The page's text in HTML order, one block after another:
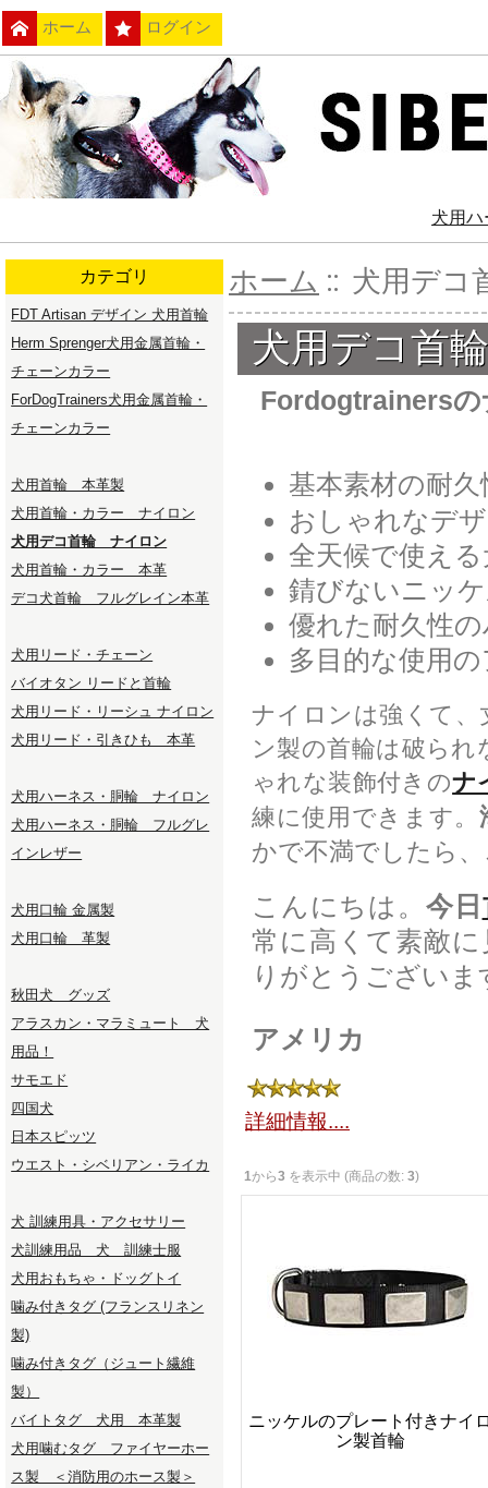
ホーム ログイン
犬用
カテゴリ
FDT Artisan デザイン 犬用首輪
Herm Sprenger犬用金属首輪・
チェーンカラー
ForDogTrainers犬用金属首輪・
チェーンカラー
犬用首輪 本革製
犬用首輪・カラー ナイロン
犬用デコ首輪 ナイロン
犬用首輪・カラー 本革
デコ犬首輪 フルグレイン本革
犬用リード・チェーン
バイオタン リードと首輪
犬用リード・リーシュ ナイロン
犬用リード・引きひも 本革
犬用ハーネス・胴輪 ナイロン
犬用ハーネス・胴輪 フルグレ
インレザー
犬用口輪 金属製
犬用口輪 革製
秋田犬 グッズ
アラスカン・マラミュート 犬
用品！
サモエド
四国犬
日本スピッツ
ウエスト・シベリアン・ライカ
犬 訓練用具・アクセサリー
犬訓練用品 犬 訓練士服
犬用おもちゃ・ドッグトイ
噛み付きタグ (フランスリネン
製)
噛み付きタグ（ジュート繊維
製）
バイトタグ 犬用 本革製
犬用噛むタグ ファイヤーホー
ス製 ＜消防用のホース製＞
ホーム :: 犬用デ
犬用デコ首
Fordogtrainersの
基本素材の耐久
おしゃれなデ
全天候で使え
錆びないニッ
優れた耐久性
多目的な使用
ナイロンは強くて、
ン製の首輪は破ら
ゃれな装飾付きのナ
練に使用できます。
かで不満でしたら
こんにちは。 今日
常に高くて素敵
りがとうござい
アメリカ
詳細情報....
1から3 を表示中 (商品の数: 3)
ニッケルのプレート付きナイ
ン製首輪